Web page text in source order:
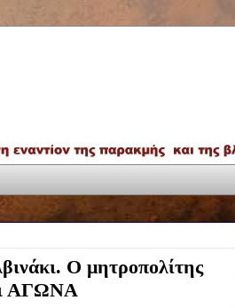
Ο μητροπολίτης
ΑΓΩΝΑ